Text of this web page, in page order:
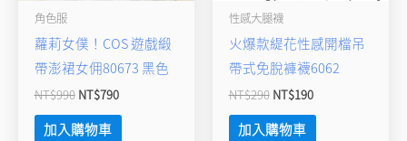
角色服
蘿莉女僕！COS 遊戲緞
帶澎裙女佣80673 黑色
NT$990 NT$790
加入購物車
性感大腿襪
火爆款緹花性感開檔吊
帶式免脫褲襪6062
NT$290 NT$190
加入購物車